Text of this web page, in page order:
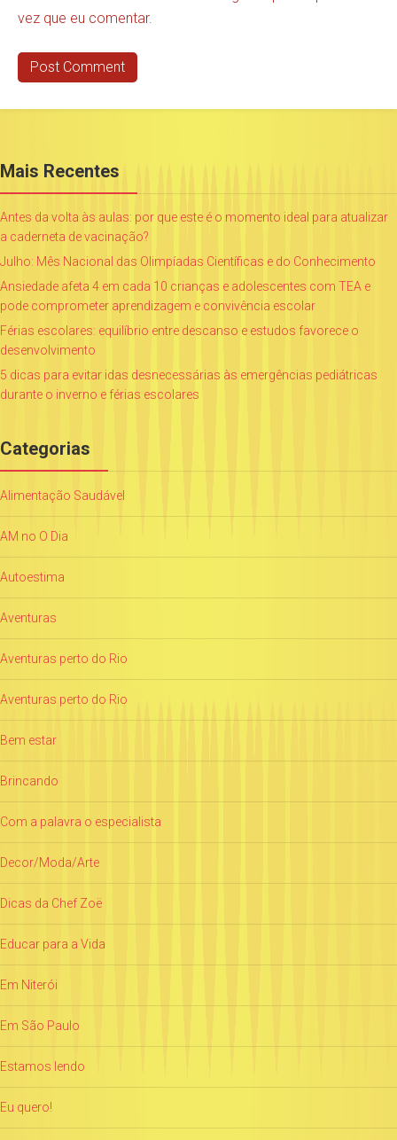
vez que eu comentar.
Mais Recentes
Antes da volta às aulas: por que este é o momento ideal para atualizar
a caderneta de vacinação?
Julho: Mês Nacional das Olimpíadas Científicas e do Conhecimento
Ansiedade afeta 4 em cada 10 crianças e adolescentes com TEA e
pode comprometer aprendizagem e convivência escolar
Férias escolares: equilíbrio entre descanso e estudos favorece o
desenvolvimento
5 dicas para evitar idas desnecessárias às emergências pediátricas
durante o inverno e férias escolares
Categorias
Alimentação Saudável
AM no O Dia
Autoestima
Aventuras
Aventuras perto do Rio
Aventuras perto do Rio
Bem estar
Brincando
Com a palavra o especialista
Decor/Moda/Arte
Dicas da Chef Zoë
Educar para a Vida
Em Niterói
Em São Paulo
Estamos lendo
Eu quero!